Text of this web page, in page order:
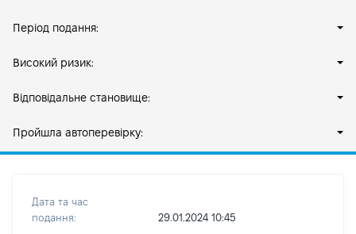
Період подання:
Високий ризик:
Відповідальне становище:
Пройшла автоперевірку:
Дата та час
подання:
29.01.2024 10:45